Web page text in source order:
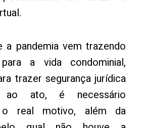
a pandemia vem trazendo
a vida condominial,
trazer segurança jurídica
ao ato, é necessário
o real motivo, além da